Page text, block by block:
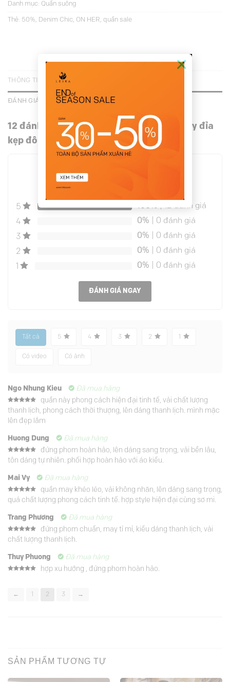
×
Danh mục: Quần suông
Thẻ: 50%, Denim Chic, ON HER, quần sale
THÔNG TIN BỔ SUNG
ĐÁNH GIÁ (12)
12 đánh giá choQuần suông giả jean xếp ly đỉa
kẹp đôi
5.0
5 100% | 12 đánh giá
4
0% | 0 đánh giá
3
0% | 0 đánh giá
2
0% | 0 đánh giá
0% | 0 đánh giá
ĐÁNH GIÁ NGAY
Tất cả 5 4 3 2
Có video Có ảnh
Ngo Nhung Kieu Đã mua hàng
Được xếp
hạng5 5
sao
quần này phong cách hiện đại tinh tế, vải chất lượng
thanh lịch, phong cách thời thượng, lên dáng thanh lịch. mình mặc
lên đẹp lắm
Huong Dung Đã mua hàng
Được xếp
hạng55
đứng phom hoàn hảo, lên dáng sang trọng, vải bền lâu,
tôn dáng tự nhiên. phối hợp hoàn hảo với áo kiểu.
Mai Vy Đã mua hàng
Được xếp
hạng55
quần may khéo léo, vải không nhăn, lên dáng sang trọng,
quá chất lượng phong cách tinh tế. hợp style hiện đại cùng sơ mi.
Trang Phương Đã mua hàng
Được xếp
hạng 55
đứng phom chuẩn, may tỉ mỉ, kiểu dáng thanh lịch, vải
chất lượng thanh lịch.
Thuy Phuong Đã mua hàng
hợp xu hướng , đứng phom hoàn hảo.
← 2 3 →
SẢN PHẨM TƯƠNG TỰ